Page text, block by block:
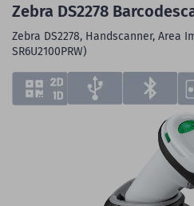
Zum
Ende
der
Skip
the
Zebra DS2278
Zebra DS2278, Handscanner, Area
SR6U2100PRW)